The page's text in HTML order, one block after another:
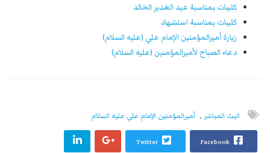
كليبات بمناسبة عيد الغدير الخالد
كليبات بمناسبة استشهاد
زيارة أميرالمؤمنين الإمام علي (عليه السلام)
دعاء الصباح لأميرالمؤمنين (عليه السلام)
البث المباشر , أميرالمؤمنين الإمام علي عليه السلام